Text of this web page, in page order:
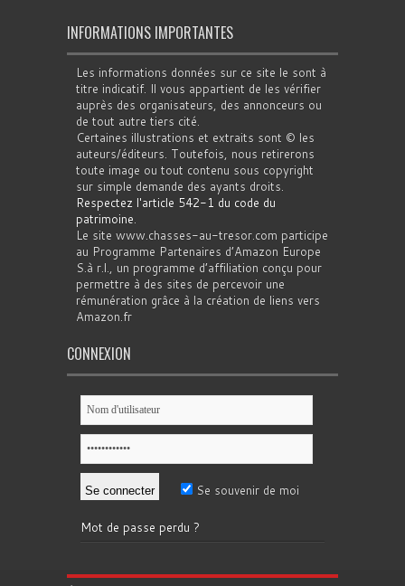
INFORMATIONS IMPORTANTES
Les informations données sur ce site le sont à
titre indicatif. Il vous appartient de les vérifier
auprès des organisateurs, des annonceurs ou
de tout autre tiers cité.
Certaines illustrations et extraits sont © les
auteurs/éditeurs. Toutefois, nous retirerons
toute image ou tout contenu sous copyright
sur simple demande des ayants droits.
Respectez l'article 542-1 du code du
patrimoine.
Le site www.chasses-au-tresor.com participe
au Programme Partenaires d’Amazon Europe
S.à r.l., un programme d’affiliation conçu pour
permettre à des sites de percevoir une
rémunération grâce à la création de liens vers
Amazon.fr
CONNEXION
Se souvenir de moi
Mot de passe perdu ?